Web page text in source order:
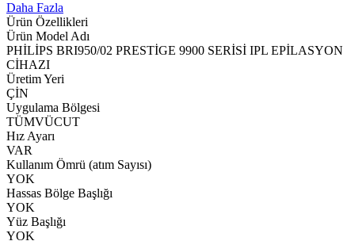
Daha Fazla
Ürün Özellikleri
Ürün Model Adı
PHİLİPS BRI950/02 PRESTİGE 9900 SERİSİ IPL EPİLASYON
CİHAZI
Üretim Yeri
ÇİN
Uygulama Bölgesi
TÜMVÜCUT
Hız Ayarı
VAR
Kullanım Ömrü (atım Sayısı)
YOK
Hassas Bölge Başlığı
YOK
Yüz Başlığı
YOK